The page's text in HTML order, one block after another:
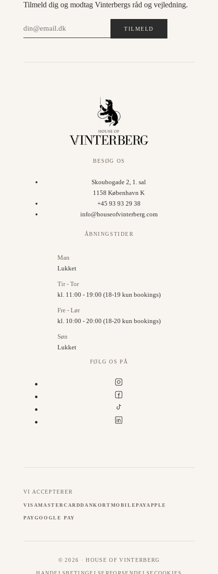
Tilmeld dig og modtag Vinterbergs råd og vejledning.
TILMELD
BESØG OS
Skoubogade 2, 1. sal
1158 København K
+45 93 93 29 38
info@houseofvinterberg.com
ÅBNINGSTIDER
Man
Lukket
Tir - Tor
kl. 11:00 - 19:00 (18-19 kun bookings)
Fre - Lør
kl. 10:00 - 20:00 (18-20 kun bookings)
Søn
Lukket
FØLG OS PÅ
VI ACCEPTERER
VISAMASTERCARDDANKORTMOBILEPAYAPPLE
PAYGOOGLE PAY
© 2026 · HOUSE OF VINTERBERG